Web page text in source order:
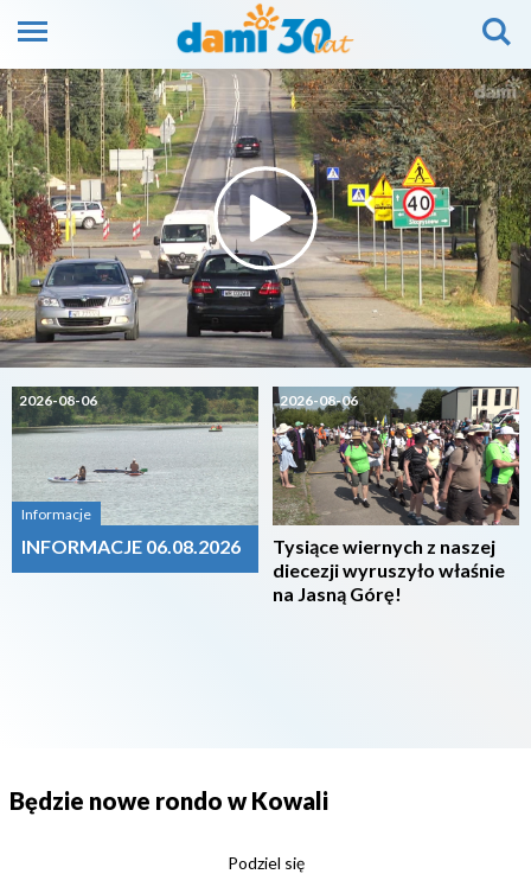
2026-08-06
Informacje
INFORMACJE 06.08.2026
2026-08-06
Tysiące wiernych z naszej
diecezji wyruszyło właśnie
na Jasną Górę!
Będzie nowe rondo w Kowali
Podziel się